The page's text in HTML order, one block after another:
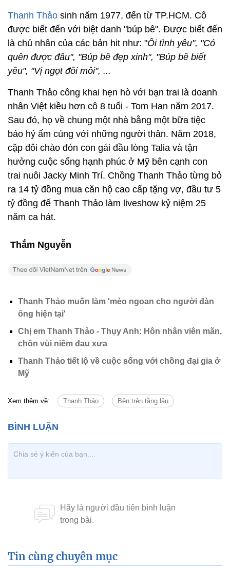
Thanh Thảo sinh năm 1977, đến từ TP.HCM. Cô
được biết đến với biệt danh "búp bê". Được biết đến
là chủ nhân của các bản hit như: "Ôi tình yêu", "Có
quên được đâu", "Búp bê đẹp xinh", "Búp bê biết
yêu", "Vị ngọt đôi môi", ...
Thanh Thảo công khai hẹn hò với bạn trai là doanh
nhân Việt kiều hơn cô 8 tuổi - Tom Han năm 2017.
Sau đó, họ về chung một nhà bằng một bữa tiệc
báo hỷ ấm cúng với những người thân. Năm 2018,
cặp đôi chào đón con gái đầu lòng Talia và tận
hưởng cuộc sống hạnh phúc ở Mỹ bên cạnh con
trai nuôi Jacky Minh Trí. Chồng Thanh Thảo từng bỏ
ra 14 tỷ đồng mua căn hộ cao cấp tặng vợ, đầu tư 5
tỷ đồng để Thanh Thảo làm liveshow kỷ niệm 25
năm ca hát.
Thắm Nguyễn
Thanh Thảo muốn làm 'mèo ngoan cho người đàn
ông hiện tại'
Chị em Thanh Thảo - Thụy Anh: Hôn nhân viên mãn,
chôn vùi niềm đau xưa
Thanh Thảo tiết lộ về cuộc sống với chồng đại gia ở
Mỹ
Xem thêm về: Thanh Thảo Bên trên tầng lầu
Tin cùng chuyên mục